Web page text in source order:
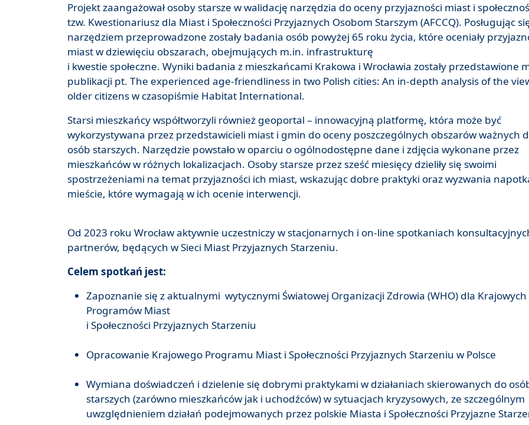
Projekt zaangażował osoby starsze w walidację narzędzia do oceny przyjazności miast i
tzw. Kwestionariusz dla Miast i Społeczności Przyjaznych Osobom Starszym (AFCCQ). Posługując
narzędziem przeprowadzone zostały badania osób powyżej 65 roku życia, które oceniały
miast w dziewięciu obszarach, obejmujących m.in. infrastrukturę
i kwestie społeczne. Wyniki badania z mieszkańcami Krakowa i Wrocławia zostały przedstawione
publikacji pt. The experienced age-friendliness in two Polish cities: An in-depth analysis of the
older citizens w czasopiśmie Habitat International.
Starsi mieszkańcy współtworzyli również geoportal – innowacyjną platformę, która może być
wykorzystywana przez przedstawicieli miast i gmin do oceny poszczególnych obszarów ważnych
osób starszych. Narzędzie powstało w oparciu o ogólnodostępne dane i zdjęcia wykonane przez
mieszkańców w różnych lokalizacjach. Osoby starsze przez sześć miesięcy dzieliły się swoimi
spostrzeżeniami na temat przyjazności ich miast, wskazując dobre praktyki oraz wyzwania
mieście, które wymagają w ich ocenie interwencji.
Od 2023 roku Wrocław aktywnie uczestniczy w stacjonarnych i on-line spotkaniach
partnerów, będących w Sieci Miast Przyjaznych Starzeniu.
Celem spotkań jest:
Zapoznanie się z aktualnymi wytycznymi Światowej Organizacji Zdrowia (WHO) dla Krajowych
Programów Miast
i Społeczności Przyjaznych Starzeniu
Opracowanie Krajowego Programu Miast i Społeczności Przyjaznych Starzeniu w Polsce
Wymiana doświadczeń i dzielenie się dobrymi praktykami w działaniach skierowanych do
starszych (zarówno mieszkańców jak i uchodźców) w sytuacjach kryzysowych, ze szczególnym
uwzględnieniem działań podejmowanych przez polskie Miasta i Społeczności Przyjazne